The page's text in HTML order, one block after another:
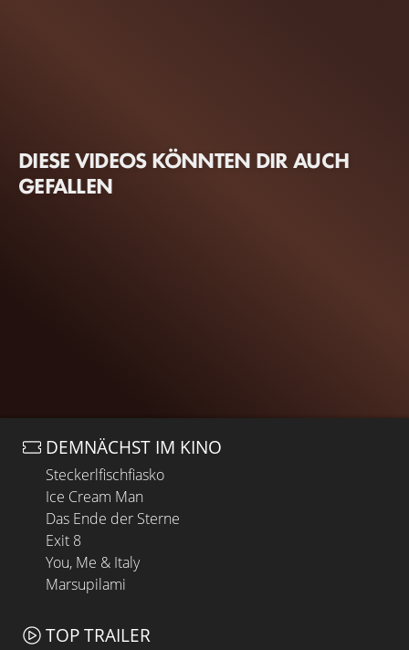
DIESE VIDEOS KÖNNTEN DIR AUCH
GEFALLEN
DEMNÄCHST IM KINO
Steckerlfischfiasko
Ice Cream Man
Das Ende der Sterne
Exit 8
You, Me & Italy
Marsupilami
TOP TRAILER